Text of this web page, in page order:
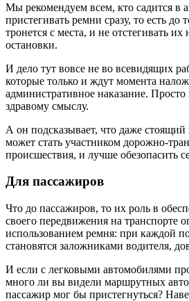
Мы рекомендуем всем, кто садится в
пристегивать ремни сразу, то есть до
тронется с места, и не отстегивать
остановки.
И дело тут вовсе не во всевидящих
которые только и ждут момента
административное наказание. Просто
здравому смыслу.
А он подсказывает, что даже стоящий
может стать участником дорожно-
происшествия, и лучше обезопасить
Для пассажиров
Что до пассажиров, то их роль в
своего передвижения на транспорте
использованием ремня: при каждой
становятся заложниками водителя,
И если с легковыми автомобилями
много ли вы видели маршрутных
пассажир мог бы пристегнуться?